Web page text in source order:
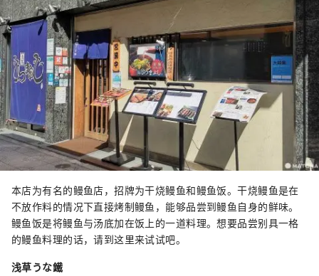
本店为有名的鳗鱼店，招牌为干烧鳗鱼和鳗鱼饭。干烧鳗鱼是在
不放作料的情况下直接烤制鳗鱼，能够品尝到鳗鱼自身的鲜味。
鳗鱼饭是将鳗鱼与汤底加在饭上的一道料理。想要品尝别具一格
的鳗鱼料理的话，请到这里来试试吧。
浅草うな鐵